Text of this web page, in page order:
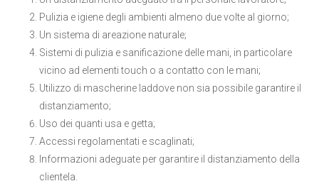
Pulizia e igiene degli ambienti almeno due volte al giorno;
Un sistema di areazione naturale;
Sistemi di pulizia e sanificazione delle mani, in particolare
vicino ad elementi touch o a contatto con le mani;
Utilizzo di mascherine laddove non sia possibile garantire il
distanziamento;
Uso dei quanti usa e getta;
Accessi regolamentati e scaglinati;
Informazioni adeguate per garantire il distanziamento della
clientela.